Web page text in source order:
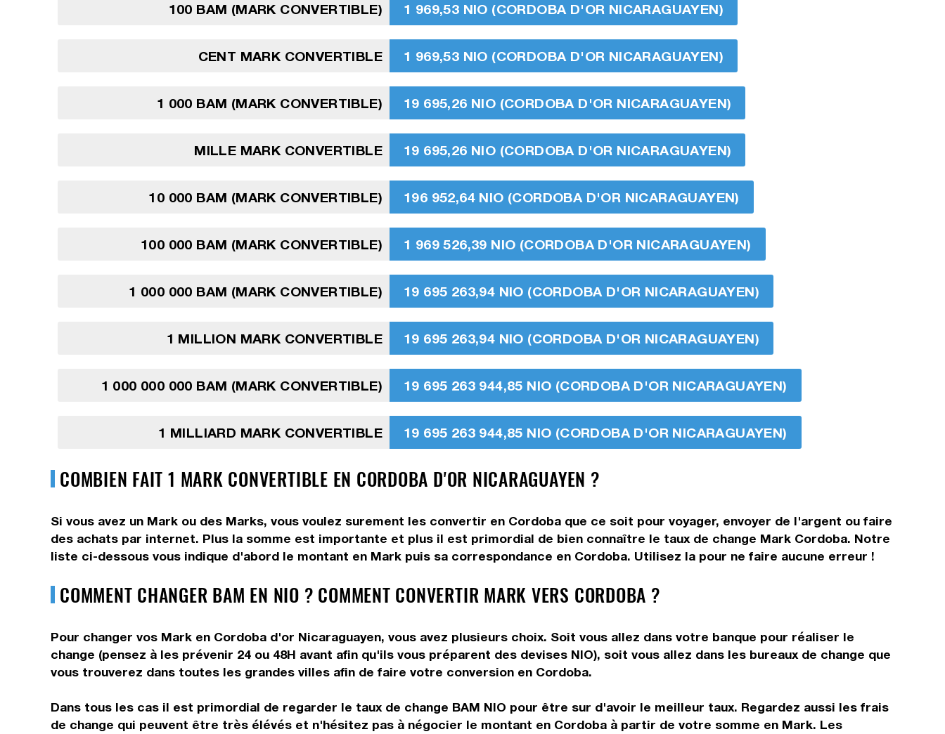
100 BAM (MARK CONVERTIBLE) 1 969,53 NIO (CORDOBA D'OR NICARAGUAYEN)
CENT MARK CONVERTIBLE 1 969,53 NIO (CORDOBA D'OR NICARAGUAYEN)
1 000 BAM (MARK CONVERTIBLE) 19 695,26 NIO (CORDOBA D'OR NICARAGUAYEN)
MILLE MARK CONVERTIBLE 19 695,26 NIO (CORDOBA D'OR NICARAGUAYEN)
10 000 BAM (MARK CONVERTIBLE) 196 952,64 NIO (CORDOBA D'OR NICARAGUAYEN)
100 000 BAM (MARK CONVERTIBLE) 1 969 526,39 NIO (CORDOBA D'OR NICARAGUAYEN)
1 000 000 BAM (MARK CONVERTIBLE) 19 695 263,94 NIO (CORDOBA D'OR NICARAGUAYEN)
1 MILLION MARK CONVERTIBLE 19 695 263,94 NIO (CORDOBA D'OR NICARAGUAYEN)
1 000 000 000 BAM (MARK CONVERTIBLE) 19 695 263 944,85 NIO (CORDOBA D'OR NICARAGUAYEN)
1 MILLIARD MARK CONVERTIBLE 19 695 263 944,85 NIO (CORDOBA D'OR NICARAGUAYEN)
COMBIEN FAIT 1 MARK CONVERTIBLE EN CORDOBA D'OR NICARAGUAYEN ?
Si vous avez un Mark ou des Marks, vous voulez surement les convertir en Cordoba que ce soit pour voyager, envoyer de l'argent ou faire
des achats par internet. Plus la somme est importante et plus il est primordial de bien connaître le taux de change Mark Cordoba. Notre
liste ci-dessous vous indique d'abord le montant en Mark puis sa correspondance en Cordoba. Utilisez la pour ne faire aucune erreur !
COMMENT CHANGER BAM EN NIO ? COMMENT CONVERTIR MARK VERS CORDOBA ?
Pour changer vos Mark en Cordoba d'or Nicaraguayen, vous avez plusieurs choix. Soit vous allez dans votre banque pour réaliser le
change (pensez à les prévenir 24 ou 48H avant afin qu'ils vous préparent des devises NIO), soit vous allez dans les bureaux de change que
vous trouverez dans toutes les grandes villes afin de faire votre conversion en Cordoba.
Dans tous les cas il est primordial de regarder le taux de change BAM NIO pour être sur d'avoir le meilleur taux. Regardez aussi les frais
de change qui peuvent être très élévés et n'hésitez pas à négocier le montant en Cordoba à partir de votre somme en Mark. Les